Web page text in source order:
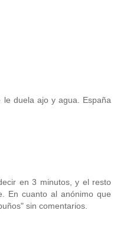
le duela ajo y agua. España
en 3 minutos, y el resto
En cuanto al anónimo que
sin comentarios.